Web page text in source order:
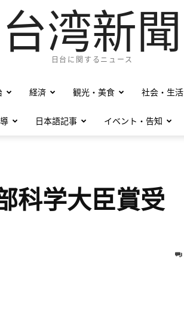
台湾新聞
日台に関するニュース
経済 観光・美食 社会・生活
日本語記事 イベント・告知
科学大臣賞受